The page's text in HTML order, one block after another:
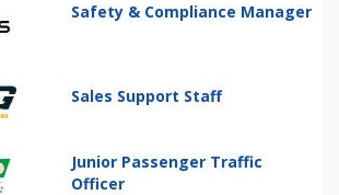
Safety & Compliance Manager
Sales Support Staff
Junior Passenger Traffic
Officer